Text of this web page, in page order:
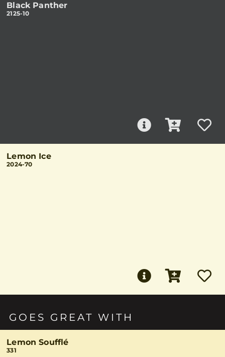
Black Panther
2125-10
Lemon Ice
2024-70
GOES GREAT WITH
Lemon Soufflé
331